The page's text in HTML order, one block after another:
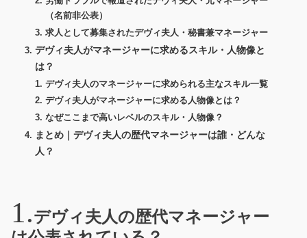
（名前非公表）
求人として募集されたデヴィ夫人・秘書兼マネージャー
デヴィ夫人がマネージャーに求めるスキル・人物像と
は？
デヴィ夫人のマネージャーに求められる主なスキル一覧
デヴィ夫人がマネージャーに求める人物像とは？
なぜここまで高いレベルのスキル・人物像？
まとめ｜デヴィ夫人の歴代マネージャーは誰・どんな
人？
デヴィ夫人の歴代マネージャー